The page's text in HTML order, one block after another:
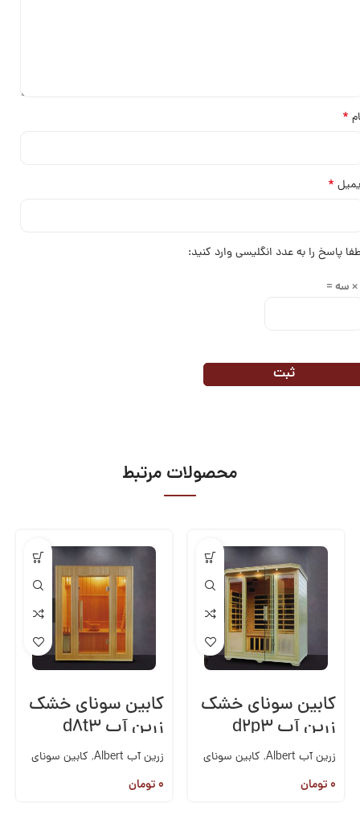
*
*
پاسخ را به عدد انگلیسی وارد کنید:
محصولات مرتبط
کابین سونای خشک
زرین آب d2p3
زرین آب Albert , کابین سونای
خشک,وان،سونا،جکوزی ۰تومان
کابین سونای خشک
زرین آب d8t3
زرین آب Albert , کابین سونای
خشک,وان،سونا،جکوزی ۰تومان